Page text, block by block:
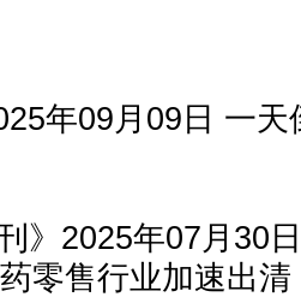
年09月09日 一天
》2025年07月30
零售行业加速出清